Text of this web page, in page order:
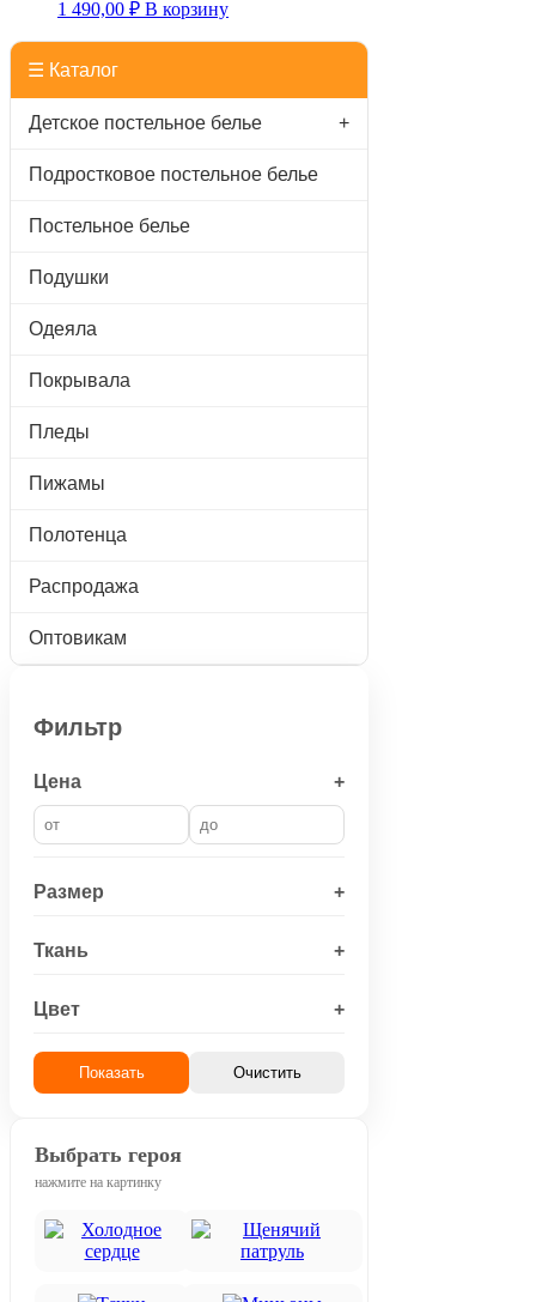
1 490,00 ₽ В корзину
☰ Каталог
Детское постельное белье +
Подростковое постельное белье
Постельное белье
Подушки
Одеяла
Покрывала
Пледы
Пижамы
Полотенца
Распродажа
Оптовикам
Фильтр
Цена +
Размер +
Ткань +
Цвет +
Показать Очистить
Выбрать героя
нажмите на картинку